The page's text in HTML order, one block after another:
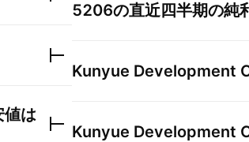
値は
5206の直近四半期の純
Kunyue Development
Kunyue Development